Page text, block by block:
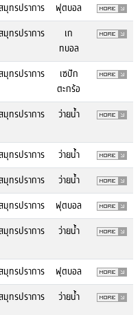
มุทรปราการ
ฟุตบอล
มุทรปราการ
เก
ทบอล
มุทรปราการ
เซปัก
ตะกร้อ
มุทรปราการ ว่ายน้ำ
มุทรปราการ
ว่ายน้ำ
มุทรปราการ
ว่ายน้ำ
มุทรปราการ
ฟุตบอล
มุทรปราการ ว่ายน้ำ
มุทรปราการ
ฟุตบอล
มุทรปราการ ว่ายน้ำ